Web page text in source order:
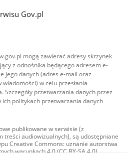
Gov.pl
mogą zawierać adresy skrzynek
z odnośnika będącego adresem e-
jego danych (adres e-mail oraz
w celu przesłania
Szczegóły przetwarzania danych przez
ich politykach przetwarzania danych
publikowane w serwisie (z
treści audiowizualnych), są udostępniane
Creative Commons: uznanie autorstwa
warunkach 4.0 (CC BY-SA 4.0).